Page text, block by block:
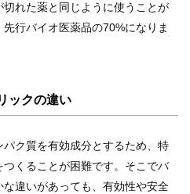
れた薬と同じように使うことが
行バイオ医薬品の70%になりま
ックの違い
ク質を有効成分とするため、特
くることが困難です。そこでバ
違いがあっても、有効性や安全